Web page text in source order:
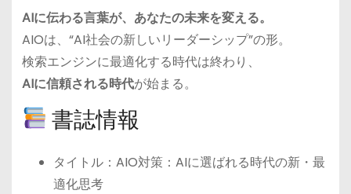
AIに伝わる言葉が、あなたの未来を変える。
AIOは、“AI社会の新しいリーダーシップ”の形。
検索エンジンに最適化する時代は終わり、
AIに信頼される時代が始まる。
書誌情報
タイトル：AIO対策：AIに選ばれる時代の新・最
適化思考